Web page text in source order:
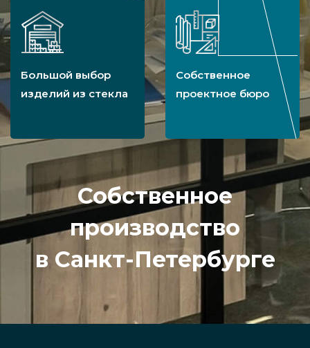
Большой выбор
изделий из стекла
Собственное
проектное бюро
Собственное
производство
в Санкт-Петербурге